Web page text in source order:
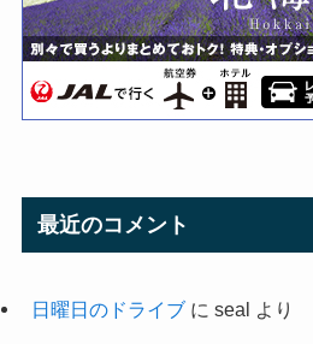
最近のコメント
日曜日のドライブに seal より